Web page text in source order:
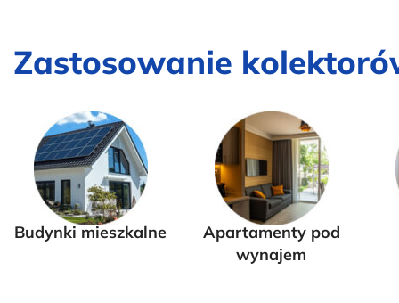
Zastosowanie
Budynki mieszkalne
Apartamenty pod
wynajem